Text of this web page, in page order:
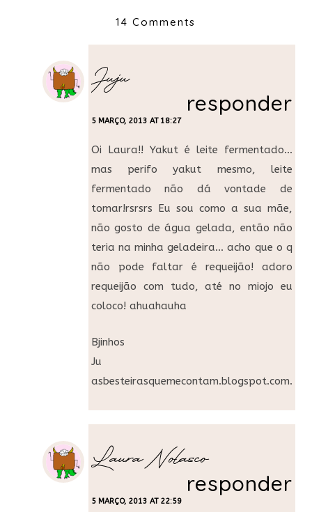
14 Comments
Juju
5 MARÇO, 2013 AT 18:27
responder
Oi Laura!! Yakut é leite fermentado…
mas perifo yakut mesmo, leite
fermentado não dá vontade de
tomar!rsrsrs Eu sou como a sua mãe,
não gosto de água gelada, então não
teria na minha geladeira… acho que o q
não pode faltar é requeijão! adoro
requeijão com tudo, até no miojo eu
coloco! ahuahauha
Bjinhos
Ju
asbesteirasquemecontam.blogspot.com.br
Laura Nolasco
5 MARÇO, 2013 AT 22:59
responder